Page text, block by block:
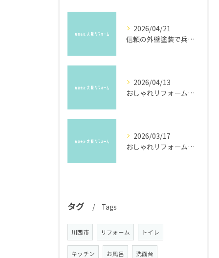
2026/04/21
信頼の外壁塗装で兵庫県川西市の住まいを守る安心業者選びと品質向上の秘訣
2026/04/13
おしゃれリフォーム事例で叶える兵庫県川西市のエレガント空間づくり入門
2026/03/17
おしゃれリフォームとアイデアを豊中市で実現する住まいづくりのコツ
タグ Tags
川西市 リフォーム トイレ
キッチン お風呂 洗面台